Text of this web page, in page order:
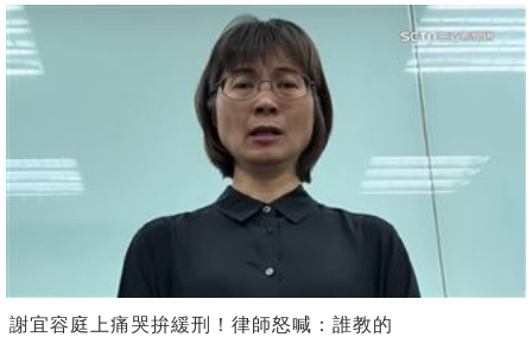
謝宜容庭上痛哭拚緩刑！律師怒喊：誰教的